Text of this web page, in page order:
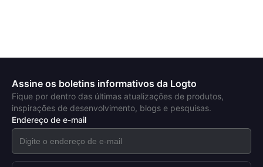
Assine os boletins informativos da Logto
Fique por dentro das últimas atualizações de produtos,
inspirações de desenvolvimento, blogs e pesquisas.
Endereço de e-mail